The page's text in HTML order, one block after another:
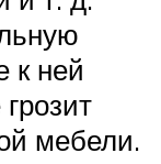
к ней
мебели.